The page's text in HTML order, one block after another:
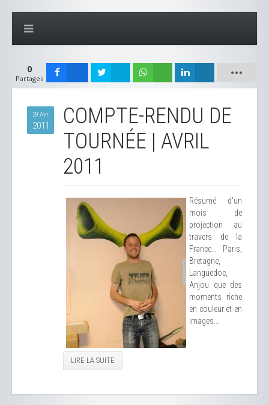
0
Partages
29 Avr
2011
COMPTE-RENDU DE
TOURNÉE | AVRIL
2011
Résumé d'un
mois de
projection au
travers de la
France... Paris,
Bretagne,
Languedoc,
Anjou que des
moments riche
en couleur et en
images...
LIRE LA SUITE